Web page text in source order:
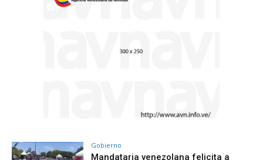
Gobierno
Mandataria venezolana felicita a